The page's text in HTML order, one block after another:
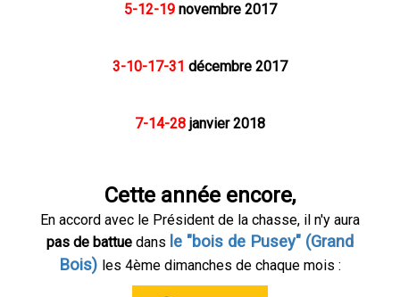
5-12-19novembre 2017
3-10-17-31 décembre 2017
7-14-28 janvier 2018
Cette année encore,
En accord avec le Président de la chasse, il n'y aura
pas de battue dans le "bois de Pusey" (Grand
Bois) les 4ème dimanches de chaque mois :